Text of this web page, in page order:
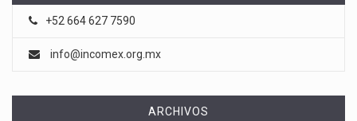
+52 664 627 7590
info@incomex.org.mx
ARCHIVOS